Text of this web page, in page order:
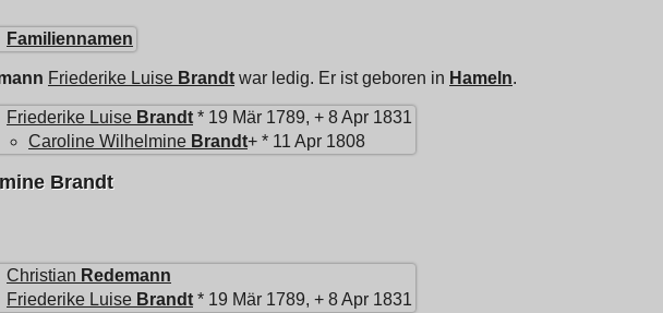
Familiennamen
Friederike Luise Brandt war ledig. Er ist geboren in Hameln.
Friederike Luise Brandt * 19 Mär 1789, + 8 Apr 1831
Caroline Wilhelmine Brandt+ * 11 Apr 1808
Brandt
Christian Redemann
Friederike Luise Brandt * 19 Mär 1789, + 8 Apr 1831